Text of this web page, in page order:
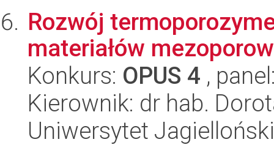
Rozwój
materiałów
Konkurs: OPUS 4 ,
Kierownik: dr hab.
Uniwersytet